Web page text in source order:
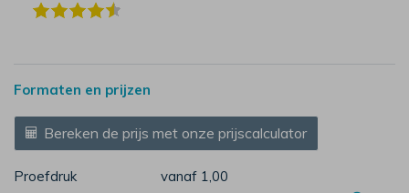
Formaten en prijzen
Bereken de prijs met onze prijscalculator
Proefdruk
vanaf 1,00